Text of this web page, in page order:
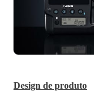
Design de produto